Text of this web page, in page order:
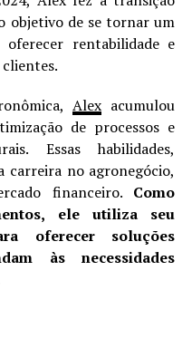
objetivo de se tornar um
oferecer rentabilidade e
Alex acumulou
de processos e
Essas habilidades,
carreira no agronegócio,
financeiro. Como
ele utiliza seu
oferecer soluções
às necessidades